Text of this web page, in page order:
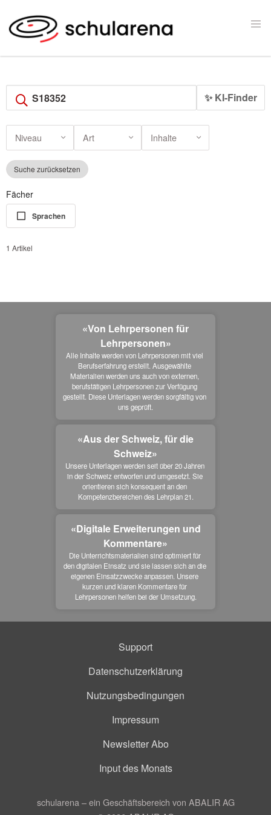
✨ KI-Finder
Niveau Art Inhalte
Suche zurücksetzen
Fächer
Sprachen
1 Artikel
«Von Lehrpersonen für
Lehrpersonen»
Alle Inhalte werden von Lehrpersonen mit viel
Berufserfahrung erstellt. Ausgewählte
Materialien werden uns auch von externen,
berufstätigen Lehrpersonen zur Verfügung
gestellt. Diese Unterlagen werden sorgfältig von
uns geprüft.
«Aus der Schweiz, für die
Schweiz»
Unsere Unterlagen werden seit über 20 Jahren
in der Schweiz entworfen und umgesetzt. Sie
orientieren sich konsequent an den
Kompetenzbereichen des Lehrplan 21.
«Digitale Erweiterungen und
Kommentare»
Die Unterrichtsmaterialien sind optimiert für
den digitalen Einsatz und sie lassen sich an die
eigenen Einsatzzwecke anpassen. Unsere
kurzen und klaren Kommentare für
Lehrpersonen helfen bei der Umsetzung.
Support
Datenschutzerklärung
Nutzungsbedingungen
Impressum
Newsletter Abo
Input des Monats
schularena – ein Geschäftsbereich von ABALIR AG